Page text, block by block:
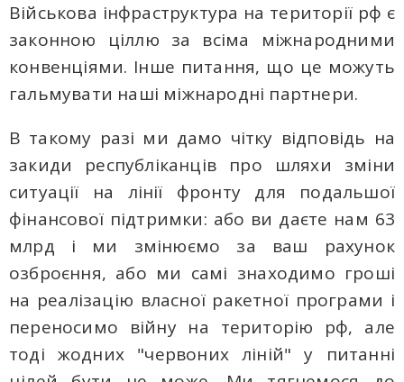
Військова інфраструктура на території рф є
законною ціллю за всіма міжнародними
конвенціями. Інше питання, що це можуть
гальмувати наші міжнародні партнери.
В такому разі ми дамо чітку відповідь на
закиди республіканців про шляхи зміни
ситуації на лінії фронту для подальшої
фінансової підтримки: або ви даєте нам 63
млрд і ми змінюємо за ваш рахунок
озброєння, або ми самі знаходимо гроші
на реалізацію власної ракетної програми і
переносимо війну на територію рф, але
тоді жодних "червоних ліній" у питанні